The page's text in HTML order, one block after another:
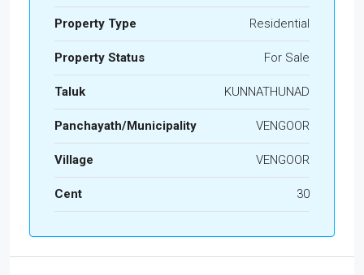
Property Type Residential
Property Status For Sale
Taluk KUNNATHUNAD
Panchayath/Municipality VENGOOR
Village VENGOOR
Cent 30